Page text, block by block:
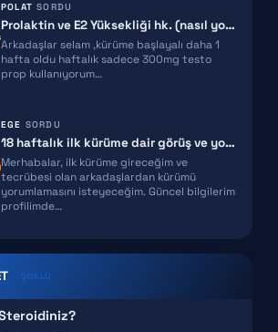
8
CU
POLAT SORDU
Prolaktin ve E2 Yüksekliği hk. (nasıl yorumlamalıyım)
Arkadaşlar selam ,kürüme başlayalı daha 1
hafta oldu haftalık sadece 300mg testo
prop kullanıyorum…
EGE SORDU
18 haftalık ilk kürüme dair görüş ve yorumlarınızı rica ediyorum!
Merhabalar, ilk kürüme gireceğim ve
tecrübesi olan arkadaşlardan kürümü
yorumlamasını isteyeceğim. Güncel bilgilerim
profilimde…
ÇOKLU